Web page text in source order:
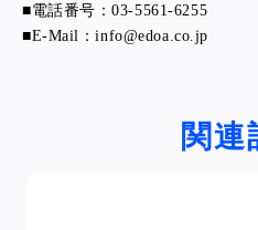
■電話番号：03-5561-6255
■E-Mail：info@edoa.co.jp
関連